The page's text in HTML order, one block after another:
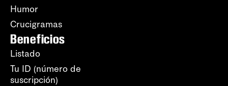
Humor
Crucigramas
Beneficios
Listado
Tu ID (número de
suscripción)